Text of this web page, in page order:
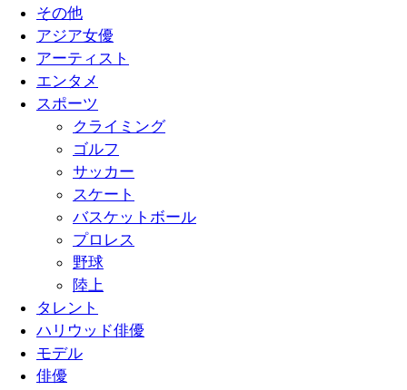
その他
アジア女優
アーティスト
エンタメ
スポーツ
クライミング
ゴルフ
サッカー
スケート
バスケットボール
プロレス
野球
陸上
タレント
ハリウッド俳優
モデル
俳優